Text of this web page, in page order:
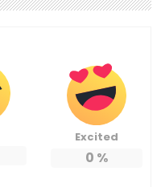
Excited
0 %